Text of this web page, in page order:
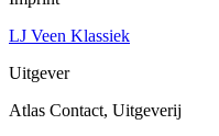
LJ Veen Klassiek
Uitgever
Atlas Contact, Uitgeverij